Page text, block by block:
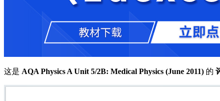
这是 AQA Physics A Unit 5/2B: Medical Physics (June 2011) 的